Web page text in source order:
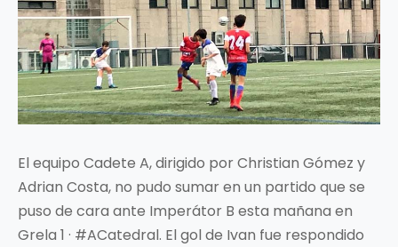
El equipo Cadete A, dirigido por Christian Gómez y
Adrian Costa, no pudo sumar en un partido que se
puso de cara ante Imperátor B esta mañana en
Grela 1 · #ACatedral. El gol de Ivan fue respondido